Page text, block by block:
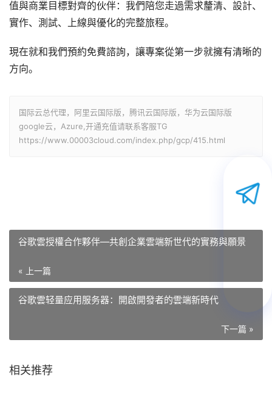
值與商業目標對齊的伙伴：我們陪您走過需求釐清、設計、
實作、測試、上線與優化的完整旅程。
現在就和我們預約免費諮詢，讓專案從第一步就擁有清晰的
方向。
国际云总代理，阿里云国际版，腾讯云国际版，华为云国际版
google云，Azure,开通充值请联系客服TG
https://www.00003cloud.com/index.php/gcp/415.html
谷歌雲授權合作夥伴—共創企業雲端新世代的實務與願景
« 上一篇
谷歌雲轻量应用服务器：開啟開發者的雲端新時代
下一篇 »
相关推荐